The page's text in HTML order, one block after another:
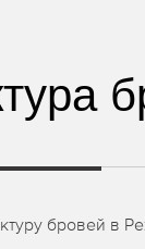
бровей в